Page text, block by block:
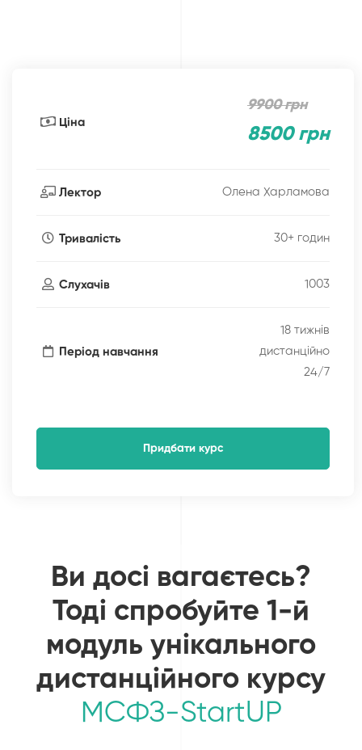
Ціна
9900 грн
8500 грн
Лектор Олена Харламова
Тривалість 30+ годин
Слухачів 1003
Період навчання
18 тижнів
дистанційно
24/7
Придбати курс
Ви досі вагаєтесь?
Тоді спробуйте 1-й
модуль унікального
дистанційного курсу
МСФЗ-StartUP